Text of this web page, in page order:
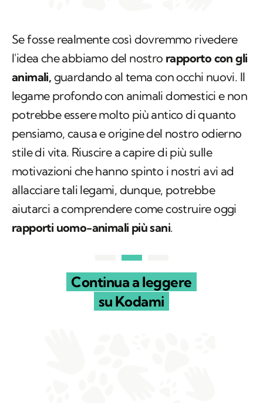
Se fosse realmente così dovremmo rivedere
l'idea che abbiamo del nostro rapporto con gli
animali, guardando al tema con occhi nuovi. Il
legame profondo con animali domestici e non
potrebbe essere molto più antico di quanto
pensiamo, causa e origine del nostro odierno
stile di vita. Riuscire a capire di più sulle
motivazioni che hanno spinto i nostri avi ad
allacciare tali legami, dunque, potrebbe
aiutarci a comprendere come costruire oggi
rapporti uomo-animali più sani.
Continua a leggere
su Kodami